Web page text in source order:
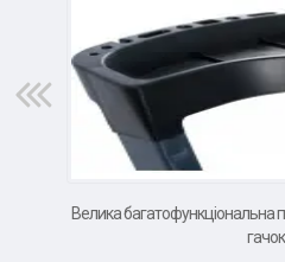
Велика багатофункціональна
гачок